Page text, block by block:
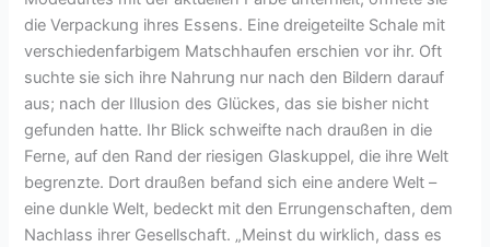
die Verpackung ihres Essens. Eine dreigeteilte Schale mit
verschiedenfarbigem Matschhaufen erschien vor ihr. Oft
suchte sie sich ihre Nahrung nur nach den Bildern darauf
aus; nach der Illusion des Glückes, das sie bisher nicht
gefunden hatte. Ihr Blick schweifte nach draußen in die
Ferne, auf den Rand der riesigen Glaskuppel, die ihre Welt
begrenzte. Dort draußen befand sich eine andere Welt –
eine dunkle Welt, bedeckt mit den Errungenschaften, dem
Nachlass ihrer Gesellschaft. „Meinst du wirklich, dass es